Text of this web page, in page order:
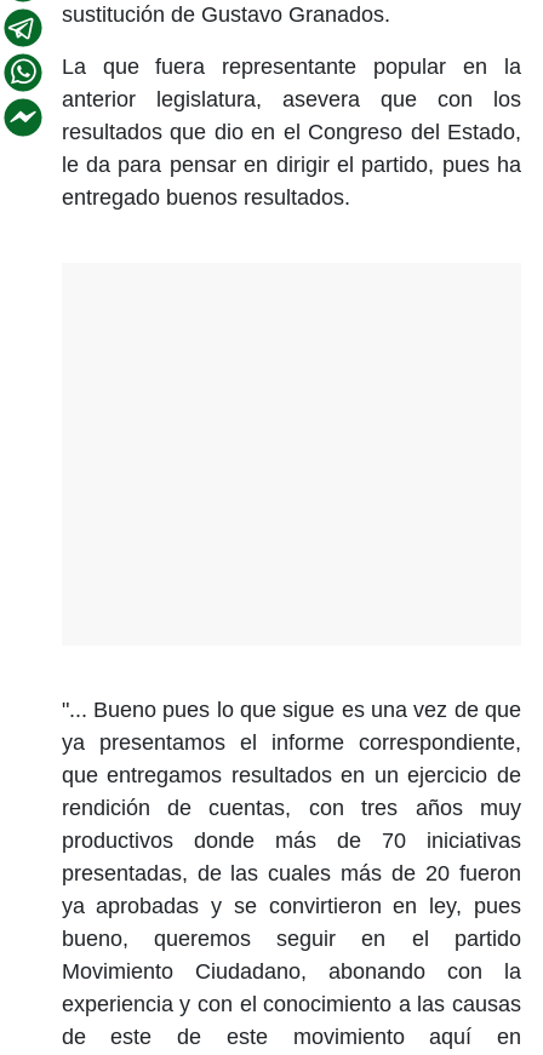
sustitución de Gustavo Granados.
La que fuera representante popular en la
anterior legislatura, asevera que con los
resultados que dio en el Congreso del Estado,
le da para pensar en dirigir el partido, pues ha
entregado buenos resultados.
"... Bueno pues lo que sigue es una vez de que
ya presentamos el informe correspondiente,
que entregamos resultados en un ejercicio de
rendición de cuentas, con tres años muy
productivos donde más de 70 iniciativas
presentadas, de las cuales más de 20 fueron
ya aprobadas y se convirtieron en ley, pues
bueno, queremos seguir en el partido
Movimiento Ciudadano, abonando con la
experiencia y con el conocimiento a las causas
de este de este movimiento aquí en